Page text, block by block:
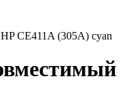
CE411A (305A) cyan